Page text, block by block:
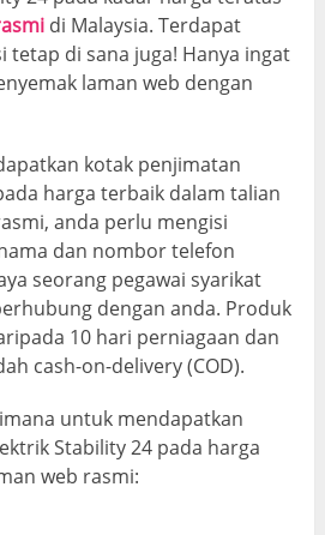
di Malaysia. Terdapat
tetap di sana juga! Hanya ingat
laman web dengan
kotak penjimatan
harga terbaik dalam talian
anda perlu mengisi
dan nombor telefon
seorang pegawai syarikat
dengan anda. Produk
10 hari perniagaan dan
cash-on-delivery (COD).
untuk mendapatkan
Stability 24 pada harga
web rasmi: